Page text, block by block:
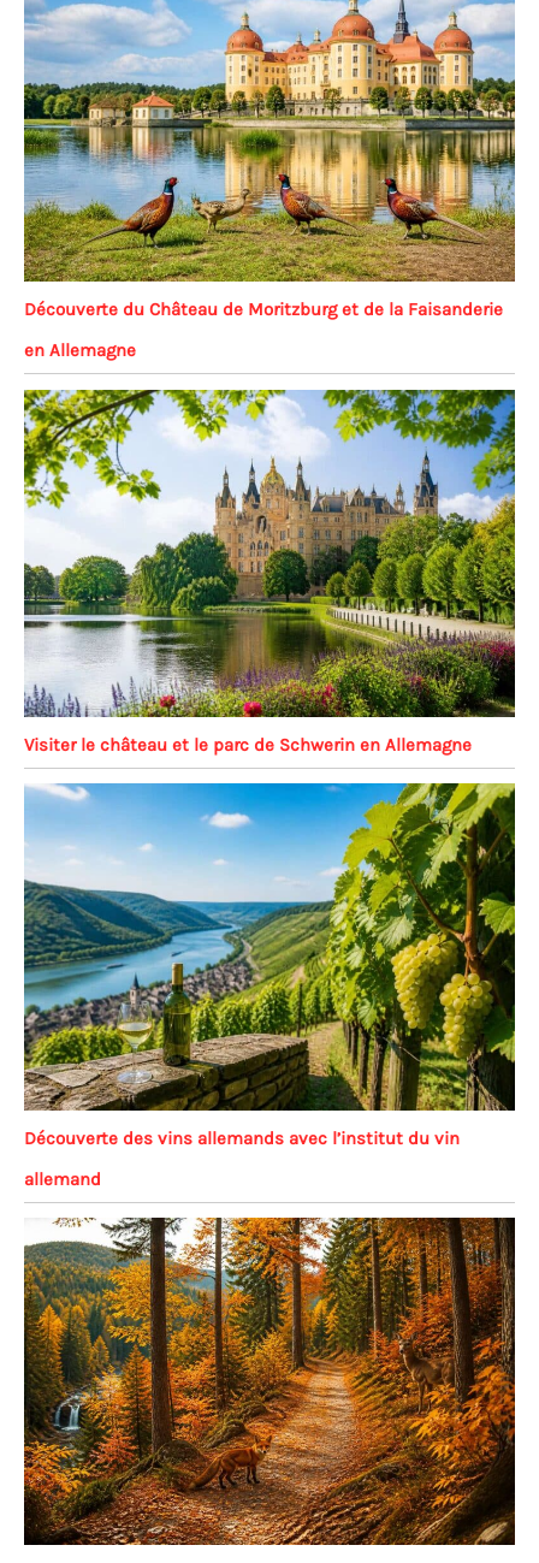
Découverte du Château de Moritzburg et de la Faisanderie
en Allemagne
Visiter le château et le parc de Schwerin en Allemagne
Découverte des vins allemands avec l’institut du vin
allemand